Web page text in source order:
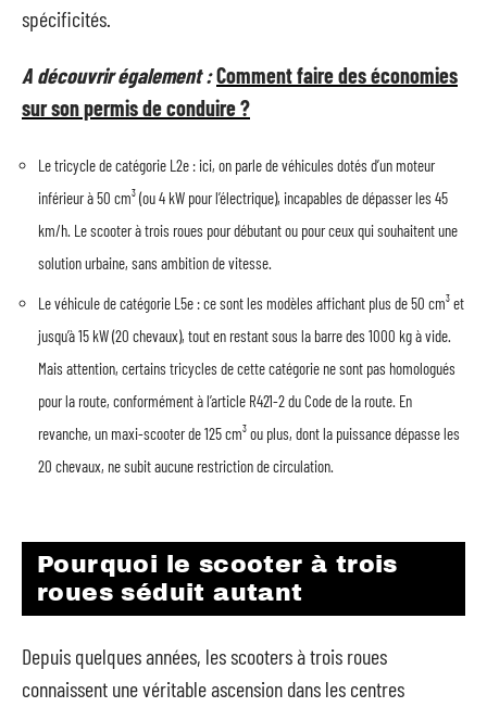
spécificités.
A découvrir également :Comment faire des économies
sur son permis de conduire ?
Le tricycle de catégorie L2e : ici, on parle de véhicules dotés d’un moteur
inférieur à 50 cm³ (ou 4 kW pour l’électrique), incapables de dépasser les 45
km/h. Le scooter à trois roues pour débutant ou pour ceux qui souhaitent une
solution urbaine, sans ambition de vitesse.
Le véhicule de catégorie L5e : ce sont les modèles affichant plus de 50 cm³ et
jusqu’à 15 kW (20 chevaux), tout en restant sous la barre des 1000 kg à vide.
Mais attention, certains tricycles de cette catégorie ne sont pas homologués
pour la route, conformément à l’article R421-2 du Code de la route. En
revanche, un maxi-scooter de 125 cm³ ou plus, dont la puissance dépasse les
20 chevaux, ne subit aucune restriction de circulation.
Pourquoi le scooter à trois
roues séduit autant
Depuis quelques années, les scooters à trois roues
connaissent une véritable ascension dans les centres